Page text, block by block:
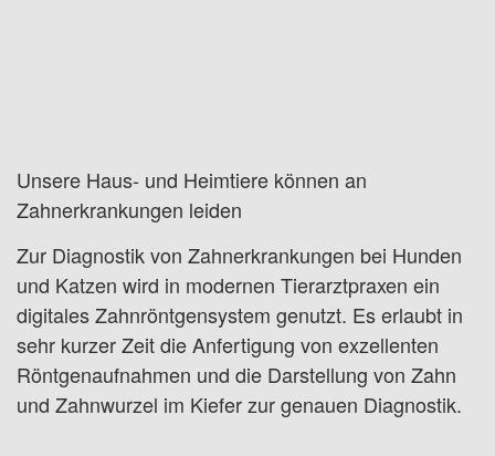
Unsere Haus- und Heimtiere können an
Zahnerkrankungen leiden
Zur Diagnostik von Zahnerkrankungen bei Hunden
und Katzen wird in modernen Tierarztpraxen ein
digitales Zahnröntgensystem genutzt. Es erlaubt in
sehr kurzer Zeit die Anfertigung von exzellenten
Röntgenaufnahmen und die Darstellung von Zahn
und Zahnwurzel im Kiefer zur genauen Diagnostik.